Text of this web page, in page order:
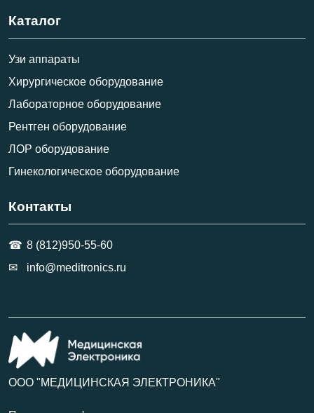
Каталог
Узи аппараты
Хирургическое оборудование
Лабораторное оборудование
Рентген оборудование
ЛОР оборудование
Гинекологическое оборудование
Контакты
8 (812)950-55-60
info@meditronics.ru
ООО "МЕДИЦИНСКАЯ ЭЛЕКТРОНИКА"